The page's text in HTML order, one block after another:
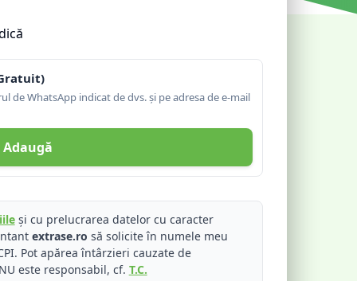
de WhatsApp indicat de dvs. și pe adresa de e-mail
Adaugă
și cu prelucrarea datelor cu caracter
extrase.ro să solicite în numele meu
Pot apărea întârzieri cauzate de
este responsabil, cf. T.C.